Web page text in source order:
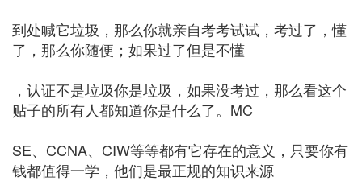
到处喊它垃圾，那么你就亲自考考试试，考过了，懂
了，那么你随便；如果过了但是不懂
，认证不是垃圾你是垃圾，如果没考过，那么看这个
贴子的所有人都知道你是什么了。MC
SE、CCNA、CIW等等都有它存在的意义，只要你有
钱都值得一学，他们是最正规的知识来源